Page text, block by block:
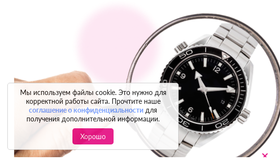
Мы используем файлы cookie. Это нужно для
корректной работы сайта. Прочтите наше
соглашение о конфиденциальности для
получения дополнительной информации.
Хорошо